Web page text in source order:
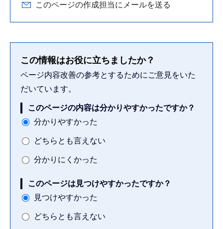
このページの作成担当にメールを送る
この情報はお役に立ちましたか？
ページ内容改善の参考とするためにご意見をいた
だいています。
このページの内容は分かりやすかったですか？
分かりやすかった
どちらとも言えない
分かりにくかった
このページは見つけやすかったですか？
見つけやすかった
どちらとも言えない